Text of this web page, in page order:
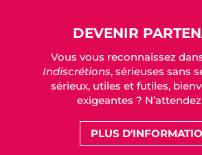
DEVENIR
Vous vous reconnaissez
Indiscrétions, sérieuses sans
sérieux, utiles et futiles,
exigeantes ?
PLUS